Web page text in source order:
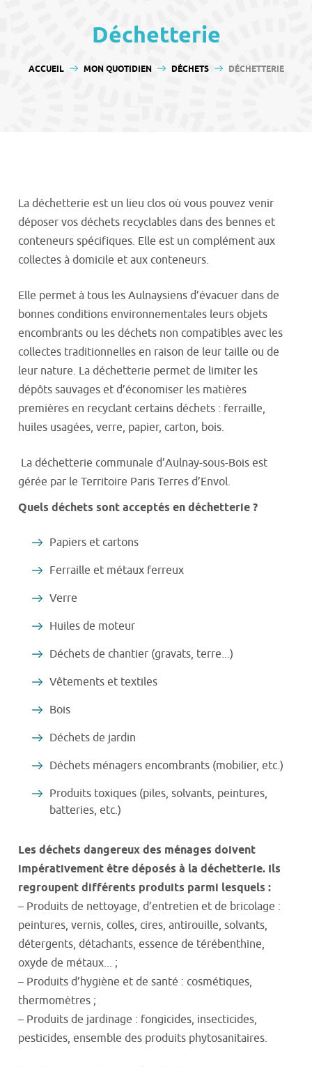
Déchetterie
VOUS ÊTES ICI :
ACCUEIL MON QUOTIDIEN DÉCHETS DÉCHETTERIE
La déchetterie est un lieu clos où vous pouvez venir
déposer vos déchets recyclables dans des bennes et
conteneurs spécifiques. Elle est un complément aux
collectes à domicile et aux conteneurs.
Elle permet à tous les Aulnaysiens d’évacuer dans de
bonnes conditions environnementales leurs objets
encombrants ou les déchets non compatibles avec les
collectes traditionnelles en raison de leur taille ou de
leur nature. La déchetterie permet de limiter les
dépôts sauvages et d’économiser les matières
premières en recyclant certains déchets : ferraille,
huiles usagées, verre, papier, carton, bois.
La déchetterie communale d’Aulnay-sous-Bois est
gérée par le Territoire Paris Terres d’Envol.
Quels déchets sont acceptés en déchetterie ?
Papiers et cartons
Ferraille et métaux ferreux
Verre
Huiles de moteur
Déchets de chantier (gravats, terre...)
Vêtements et textiles
Bois
Déchets de jardin
Déchets ménagers encombrants (mobilier, etc.)
Produits toxiques (piles, solvants, peintures,
batteries, etc.)
Les déchets dangereux des ménages doivent
impérativement être déposés à la déchetterie. Ils
regroupent différents produits parmi lesquels :
– Produits de nettoyage, d’entretien et de bricolage :
peintures, vernis, colles, cires, antirouille, solvants,
détergents, détachants, essence de térébenthine,
oxyde de métaux... ;
– Produits d’hygiène et de santé : cosmétiques,
thermomètres ;
– Produits de jardinage : fongicides, insecticides,
pesticides, ensemble des produits phytosanitaires.